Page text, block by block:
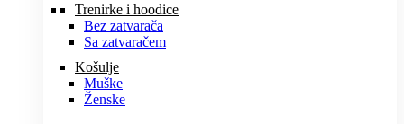
Trenirke i hoodice
Bez zatvarača
Sa zatvaračem
Košulje
Muške
Ženske